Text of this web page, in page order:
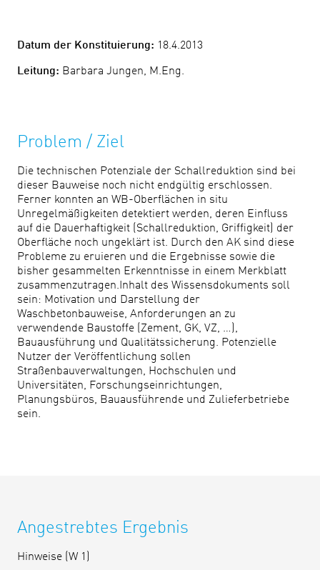
Datum der Konstituierung: 18.4.2013
Leitung: Barbara Jungen, M.Eng.
Problem / Ziel
Die technischen Potenziale der Schallreduktion sind bei
dieser Bauweise noch nicht endgültig erschlossen.
Ferner konnten an WB-Oberflächen in situ
Unregelmäßigkeiten detektiert werden, deren Einfluss
auf die Dauerhaftigkeit (Schallreduktion, Griffigkeit) der
Oberfläche noch ungeklärt ist. Durch den AK sind diese
Probleme zu eruieren und die Ergebnisse sowie die
bisher gesammelten Erkenntnisse in einem Merkblatt
zusammenzutragen.Inhalt des Wissensdokuments soll
sein: Motivation und Darstellung der
Waschbetonbauweise, Anforderungen an zu
verwendende Baustoffe (Zement, GK, VZ, …),
Bauausführung und Qualitätssicherung. Potenzielle
Nutzer der Veröffentlichung sollen
Straßenbauverwaltungen, Hochschulen und
Universitäten, Forschungseinrichtungen,
Planungsbüros, Bauausführende und Zulieferbetriebe
sein.
Angestrebtes Ergebnis
Hinweise (W 1)